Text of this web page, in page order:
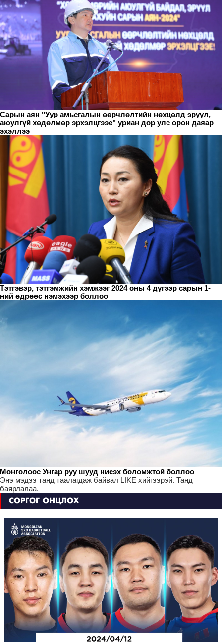
Сарын аян "Уур амьсгалын өөрчлөлтийн нөхцөлд эрүүл,
аюулгүй хөдөлмөр эрхэлцгээе" уриан дор улс орон даяар
эхэллээ
Тэтгэвэр, тэтгэмжийн хэмжээг 2024 оны 4 дүгээр сарын 1-
ний өдрөөс нэмэхээр боллоо
Монголоос Унгар руу шууд нисэх боломжтой боллоо
Энэ мэдээ танд таалагдаж байвал LIKE хийгээрэй. Танд
баярлалаа.
СОРГОГ ОНЦЛОХ